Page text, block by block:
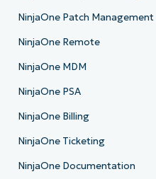
NinjaOne Patch Management
NinjaOne Remote
NinjaOne MDM
NinjaOne PSA
NinjaOne Billing
NinjaOne Ticketing
NinjaOne Documentation